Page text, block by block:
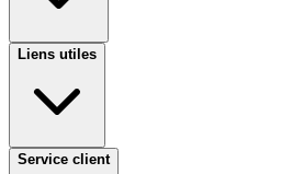
Liens utiles
Service client